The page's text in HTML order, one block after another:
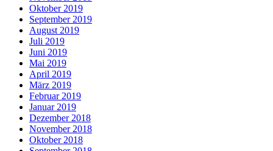
Oktober 2019
September 2019
August 2019
Juli 2019
Juni 2019
Mai 2019
April 2019
März 2019
Februar 2019
Januar 2019
Dezember 2018
November 2018
Oktober 2018